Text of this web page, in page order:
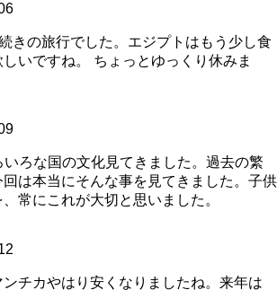
きの旅行でした。エジプトはもう少し食
いですね。 ちょっとゆっくり休みま
ろな国の文化見てきました。過去の繁
は本当にそんな事を見てきました。子供
常にこれが大切と思いました。
チカやはり安くなりましたね。来年は